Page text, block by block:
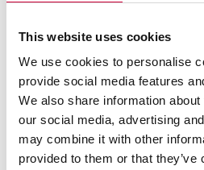
This website uses cookies
We use cookies to personalise
provide social media features
We also share information
our social media, advertising
may combine it with other
provided to them or that
Otwarta Przestrzeń
Czytaj dalej
3 Marca, 2026